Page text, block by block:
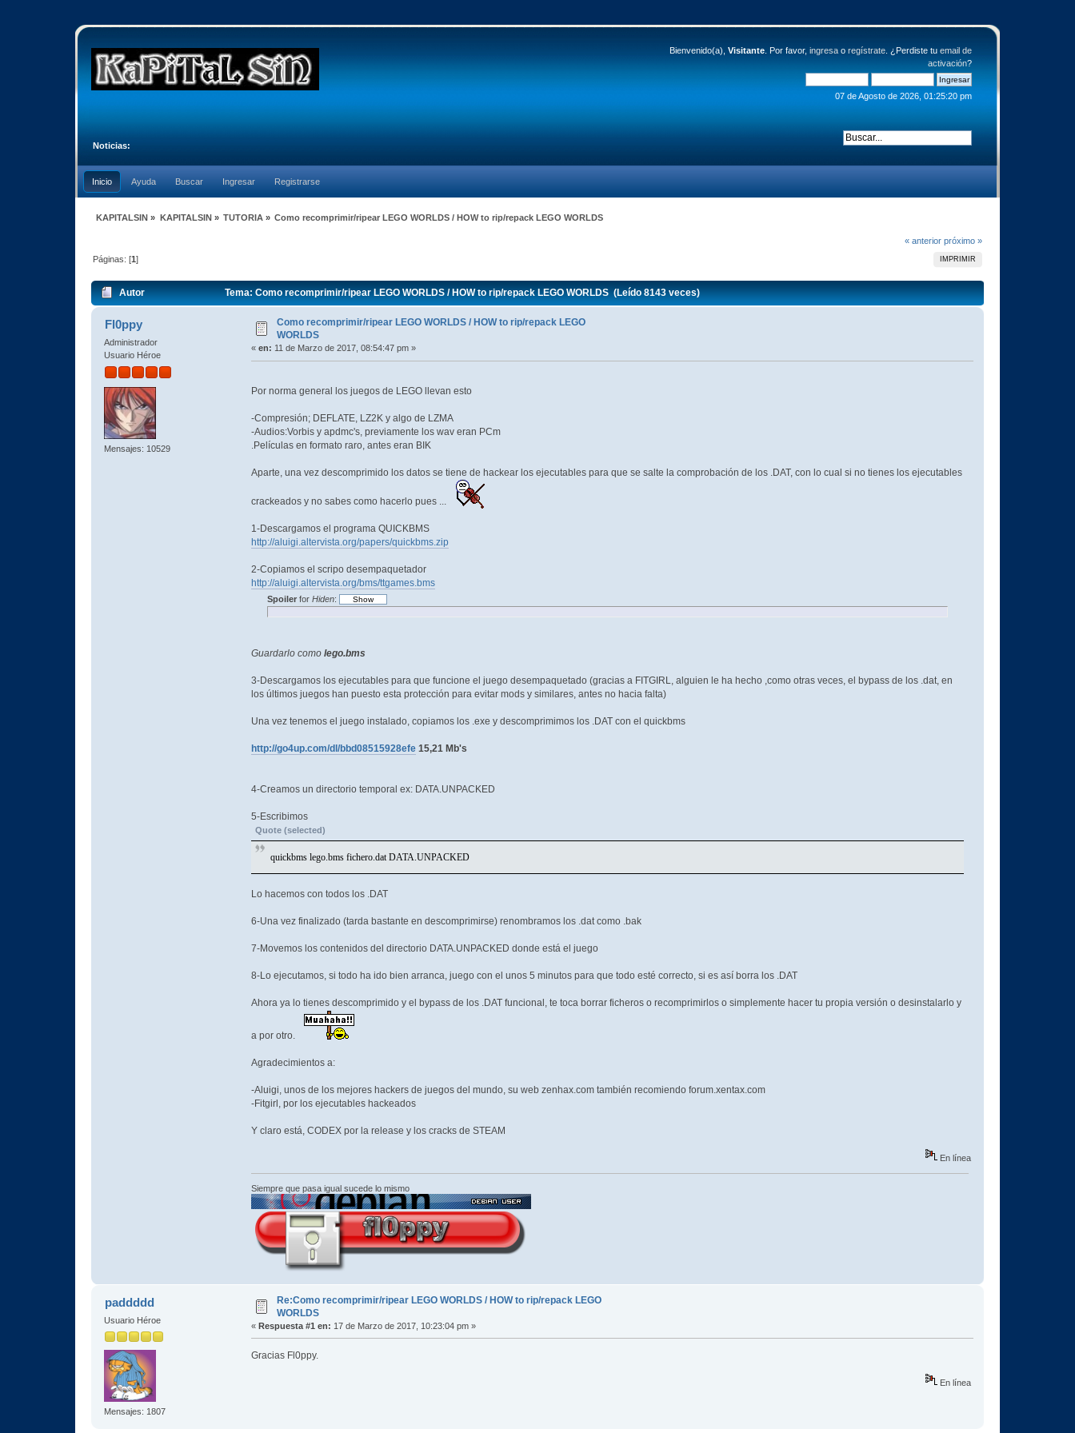
Bienvenido(a), Visitante. Por favor, ingresao regístrate. ¿Perdiste tu email de
activación?
07 de Agosto de 2026, 01:25:20 pm
Noticias:
Inicio Ayuda Buscar Ingresar Registrarse
KAPITALSIN » KAPITALSIN» TUTORIA » Como recomprimir/ripear LEGO WORLDS / HOW to rip/repack LEGO WORLDS
« anterior próximo »
IMPRIMIR
Páginas: [1]
Autor Tema: Como recomprimir/ripear LEGO WORLDS / HOW to rip/repack LEGO WORLDS (Leído 8143 veces)
Fl0ppy
Administrador
Usuario Héroe
Mensajes: 10529
Como recomprimir/ripear LEGO WORLDS / HOW to rip/repack LEGO
WORLDS
« en: 11 de Marzo de 2017, 08:54:47 pm »
Por norma general los juegos de LEGO llevan esto
-Compresión; DEFLATE, LZ2K y algo de LZMA
-Audios:Vorbis y apdmc's, previamente los wav eran PCm
.Películas en formato raro, antes eran BIK
Aparte, una vez descomprimido los datos se tiene de hackear los ejecutables para que se salte la comprobación de los .DAT, con lo cual si no tienes los ejecutables
crackeados y no sabes como hacerlo pues ...
1-Descargamos el programa QUICKBMS
http://aluigi.altervista.org/papers/quickbms.zip
2-Copiamos el scripo desempaquetador
http://aluigi.altervista.org/bms/ttgames.bms
Spoilerfor Hiden:
Guardarlo como lego.bms
3-Descargamos los ejecutables para que funcione el juego desempaquetado (gracias a FITGIRL, alguien le ha hecho ,como otras veces, el bypass de los .dat, en
los últimos juegos han puesto esta protección para evitar mods y similares, antes no hacia falta)
Una vez tenemos el juego instalado, copiamos los .exe y descomprimimos los .DAT con el quickbms
http://go4up.com/dl/bbd08515928efe15,21 Mb's
4-Creamos un directorio temporal ex: DATA.UNPACKED
5-Escribimos
Quote (selected)
quickbms lego.bms fichero.dat DATA.UNPACKED
Lo hacemos con todos los .DAT
6-Una vez finalizado (tarda bastante en descomprimirse) renombramos los .dat como .bak
7-Movemos los contenidos del directorio DATA.UNPACKED donde está el juego
8-Lo ejecutamos, si todo ha ido bien arranca, juego con el unos 5 minutos para que todo esté correcto, si es así borra los .DAT
Ahora ya lo tienes descomprimido y el bypass de los .DAT funcional, te toca borrar ficheros o recomprimirlos o simplemente hacer tu propia versión o desinstalarlo y
a por otro.
Agradecimientos a:
-Aluigi, unos de los mejores hackers de juegos del mundo, su web zenhax.com también recomiendo forum.xentax.com
-Fitgirl, por los ejecutables hackeados
Y claro está, CODEX por la release y los cracks de STEAM
En línea
Siempre que pasa igual sucede lo mismo
paddddd
Usuario Héroe
Mensajes: 1807
Re:Como recomprimir/ripear LEGO WORLDS / HOW to rip/repack LEGO
WORLDS
« Respuesta #1 en: 17 de Marzo de 2017, 10:23:04 pm »
Gracias Fl0ppy.
En línea